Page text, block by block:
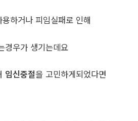
하거나 피임실패로 인해
경우가 생기는데요
임신중절을 고민하게되었다면